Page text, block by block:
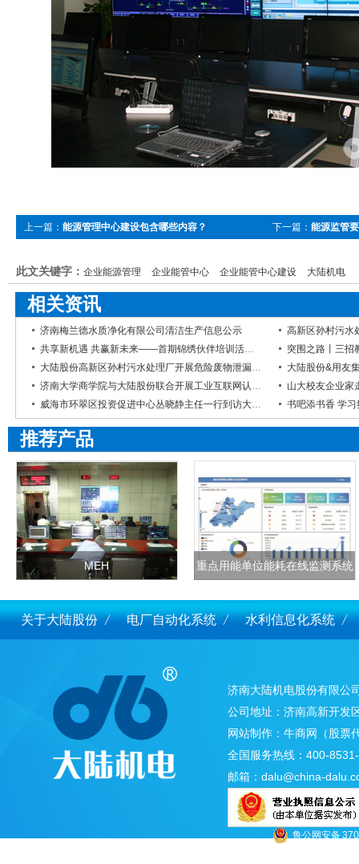
下一篇： 能源监管
上一篇： 能源管理中心建设包含哪些内容？
此文关键字： 企业能源管理 企业能管中心 企业能管中心建设 大陆机电
相关资讯
济南梅兰德水质净化有限公司清洁生产信息公示
共享新机遇 共赢新未来——首期锦绣伙伴培训活动圆满举行
突围之路丨三招
大陆股份高新区孙村污水处理厂开展危险废物泄漏应急演练
济南大学商学院与大陆股份联合开展工业互联网认识实习活动
山大校友企业家
威海市环翠区投资促进中心丛晓静主任一行到访大陆股份
推荐产品
MEH 重点用能单位能耗在线监测系统
关于大陆股份 电厂自动化系统 水利信息化系统
济南大陆机电股份有限公
公司地址：济南高新开发
网站制作： 牛商网
（股票
全国服务热线：400-
邮箱： dalu@china-
鲁公网安备